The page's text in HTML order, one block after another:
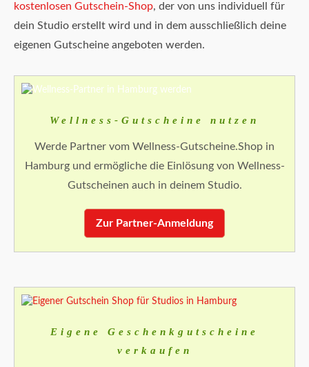
kostenlosen Gutschein-Shop, der von uns individuell für
dein Studio erstellt wird und in dem ausschließlich deine
eigenen Gutscheine angeboten werden.
Wellness-Gutscheine nutzen
Werde Partner vom Wellness-Gutscheine.Shop in
Hamburg und ermögliche die Einlösung von Wellness-
Gutscheinen auch in deinem Studio.
Zur Partner-Anmeldung
Eigene Geschenkgutscheine
verkaufen